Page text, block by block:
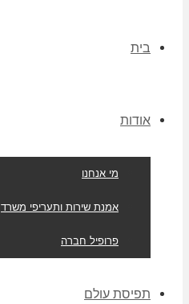
בית
אודות
מי אנחנו
אמנת שירות ותעריפי משרד
פרופיל חברה
תפיסת עולם